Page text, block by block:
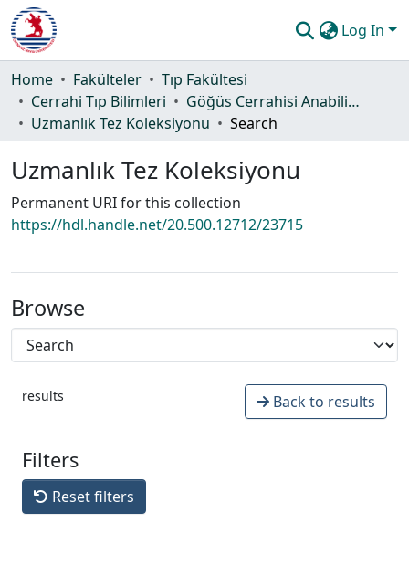
Log In
Communities & Collections
All of DSpace
Home Fakülteler
Tıp Fakültesi
Cerrahi Tıp Bilimleri
Göğüs Cerrahisi Anabilim Dalı
Uzmanlık Tez Koleksiyonu
Search
Uzmanlık Tez Koleksiyonu
Permanent URI for this collection
https://hdl.handle.net/20.500.12712/23715
Browse
results Back to results
Filters
Reset filters